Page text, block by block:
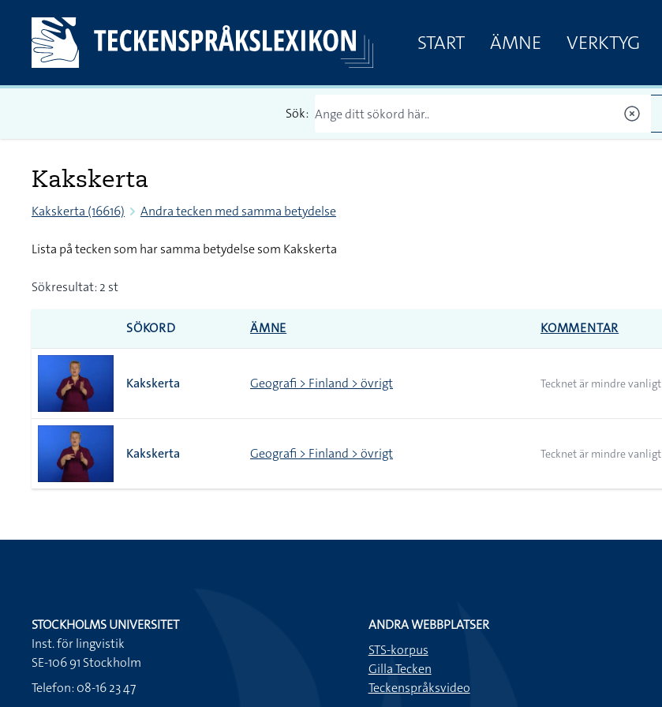
START ÄMNE VERKTYG
Sök:
Kakskerta
Kakskerta (16616) Andra tecken med samma betydelse
Lista på tecken som har samma betydelse som Kakskerta
Sökresultat: 2 st
SÖKORD ÄMNE KOMMENTAR
Kakskerta Geografi > Finland > övrigt Tecknet är mindre vanligt
Kakskerta Geografi > Finland > övrigt Tecknet är mindre vanligt
STOCKHOLMS UNIVERSITET
Inst. för lingvistik
SE-106 91 Stockholm
Telefon: 08-16 23 47
ANDRA WEBBPLATSER
STS-korpus
Gilla Tecken
Teckenspråksvideo